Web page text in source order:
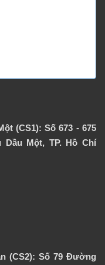
(CS1): Số 673 - 675
Một, TP. Hồ Chí
(CS2): Số 79 Đường